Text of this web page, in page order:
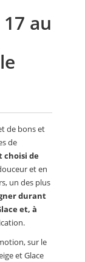
au
de bons et
de
choisi de
et en
un des plus
durant
et, à
sur le
et Glace